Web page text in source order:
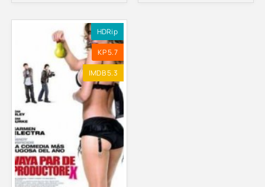
HDRip
KP 5.7
IMDB 5.3